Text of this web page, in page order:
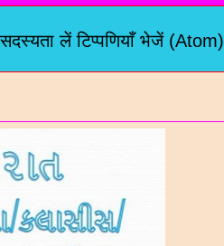
सदस्यता लेंटिप्पणियाँ भेजें (Atom)